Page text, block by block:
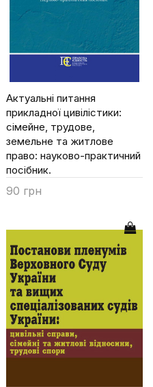
Актуальні питання
прикладної цивілістики:
сімейне, трудове,
земельне та житлове
право: науково-практичний
посібник.
90 грн